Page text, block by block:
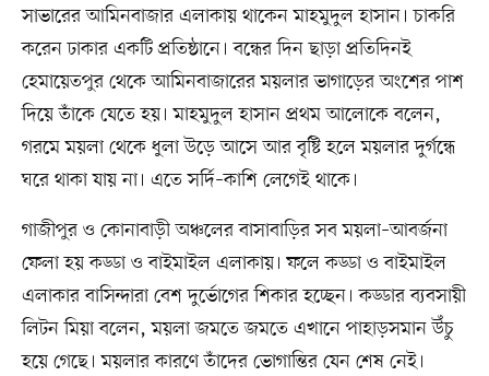
সাভারের আমিনবাজার এলাকায় থাকেন মাহমুদুল হাসান। চাকরি
করেন ঢাকার একটি প্রতিষ্ঠানে। বন্ধের দিন ছাড়া প্রতিদিনই
হেমায়েতপুর থেকে আমিনবাজারের ময়লার ভাগাড়ের অংশের পাশ
দিয়ে তাঁকে যেতে হয়। মাহমুদুল হাসান প্রথম আলোকে বলেন,
গরমে ময়লা থেকে ধুলা উড়ে আসে আর বৃষ্টি হলে ময়লার দুর্গন্ধে
ঘরে থাকা যায় না। এতে সর্দি–কাশি লেগেই থাকে।
গাজীপুর ও কোনাবাড়ী অঞ্চলের বাসাবাড়ির সব ময়লা–আবর্জনা
ফেলা হয় কড্ডা ও বাইমাইল এলাকায়। ফলে কড্ডা ও বাইমাইল
এলাকার বাসিন্দারা বেশ দুর্ভোগের শিকার হচ্ছেন। কড্ডার ব্যবসায়ী
লিটন মিয়া বলেন, ময়লা জমতে জমতে এখানে পাহাড়সমান উঁচু
হয়ে গেছে। ময়লার কারণে তাঁদের ভোগান্তির যেন শেষ নেই।